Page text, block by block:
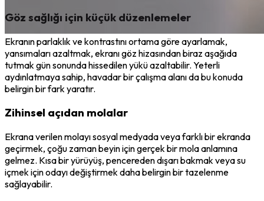
Göz sağlığı için küçük düzenlemeler
Ekranın parlaklık ve kontrastını ortama göre ayarlamak,
yansımaları azaltmak, ekranı göz hizasından biraz aşağıda
tutmak gün sonunda hissedilen yükü azaltabilir. Yeterli
aydınlatmaya sahip, havadar bir çalışma alanı da bu konuda
belirgin bir fark yaratır.
Zihinsel açıdan molalar
Ekrana verilen molayı sosyal medyada veya farklı bir ekranda
geçirmek, çoğu zaman beyin için gerçek bir mola anlamına
gelmez. Kısa bir yürüyüş, pencereden dışarı bakmak veya su
içmek için odayı değiştirmek daha belirgin bir tazelenme
sağlayabilir.